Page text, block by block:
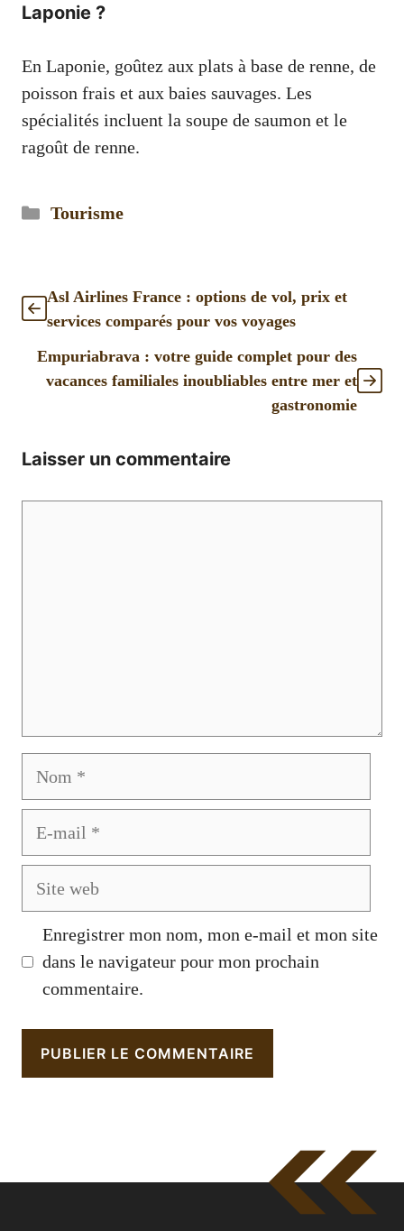
Laponie ?
En Laponie, goûtez aux plats à base de renne, de
poisson frais et aux baies sauvages. Les
spécialités incluent la soupe de saumon et le
ragoût de renne.
Catégories
Tourisme
Asl Airlines France : options de vol, prix et
services comparés pour vos voyages
Empuriabrava : votre guide complet pour des
vacances familiales inoubliables entre mer et
gastronomie
Laisser un commentaire
Enregistrer mon nom, mon e-mail et mon site
dans le navigateur pour mon prochain
commentaire.